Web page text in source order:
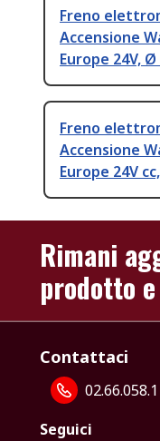
Freno
Accensione
Europe 24V,
Freno
Accensione
Europe 24V
Rimani
prodotto
Contattaci
02.66.058.1
Seguici